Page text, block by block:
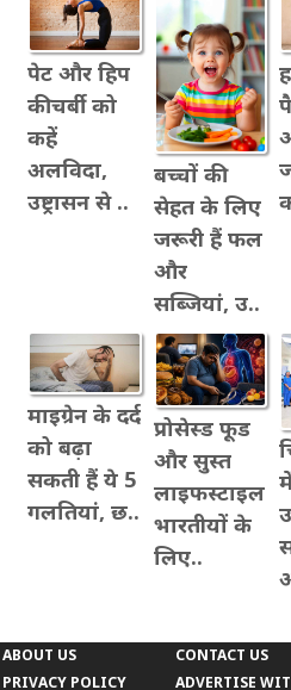
पेट और हिप
की चर्बी को
कहें
अलविदा,
उष्ट्रासन से ..
बच्चों की
सेहत के लिए
जरूरी हैं फल
और
सब्जियां, उ..
माइग्रेन के दर्द
को बढ़ा
सकती हैं ये 5
गलतियां, छ..
प्रोसेस्ड फूड
और सुस्त
लाइफस्टाइल
भारतीयों के
लिए..
ABOUT US
PRIVACY POLICY
CONTACT US
ADVERTISE